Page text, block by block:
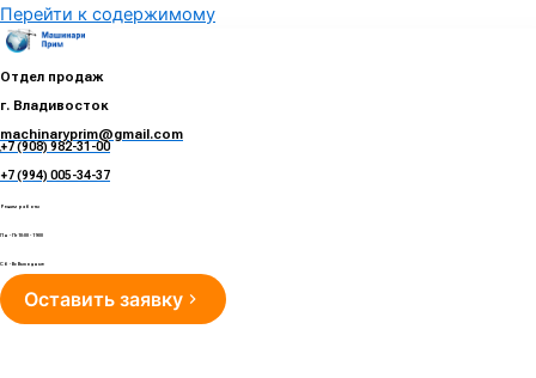
Перейти к содержимому
Отдел продаж
г. Владивосток
machinaryprim@gmail.com
+7 (908) 982-31-00
+7 (994) 005-34-37
Режим работы
Пн - Пт 10:00 - 19:00
Сб - Вс Выходные
Оставить заявку